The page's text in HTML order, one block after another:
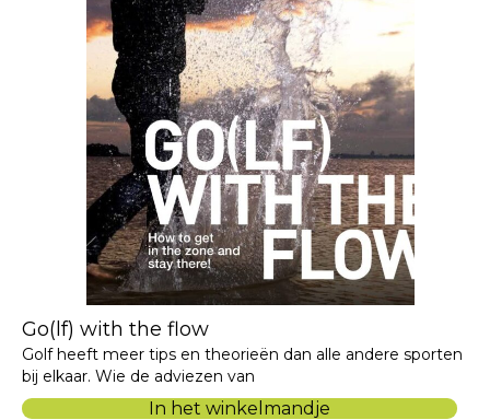
Go(lf) with the flow
Golf heeft meer tips en theorieën dan alle andere sporten
bij elkaar. Wie de adviezen van
In het winkelmandje